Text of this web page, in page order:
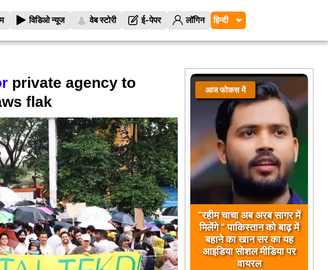
विडिओ न्यूज वेब स्टोरी ई-पेपर लॉगिन
private agency to
flak
आज फोकस में
“रहीम चाचा अब अरब सागर में
मिलेंगे ” पाकिस्तान को बाढ़ में
बहाने का खान सर का यह
आइडिया सोशल मीडिया पर
वायरल